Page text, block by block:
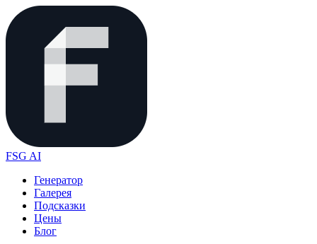
FSG AI
Генератор
Галерея
Подсказки
Цены
Блог